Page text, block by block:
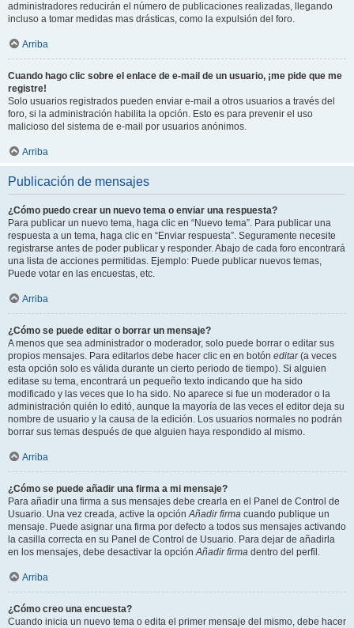
administradores reducirán el número de publicaciones realizadas, llegando
incluso a tomar medidas mas drásticas, como la expulsión del foro.
Arriba
Cuando hago clic sobre el enlace de e-mail de un usuario, ¡me pide que me
registre!
Solo usuarios registrados pueden enviar e-mail a otros usuarios a través del
foro, si la administración habilita la opción. Esto es para prevenir el uso
malicioso del sistema de e-mail por usuarios anónimos.
Arriba
Publicación de mensajes
¿Cómo puedo crear un nuevo tema o enviar una respuesta?
Para publicar un nuevo tema, haga clic en “Nuevo tema”. Para publicar una
respuesta a un tema, haga clic en “Enviar respuesta”. Seguramente necesite
registrarse antes de poder publicar y responder. Abajo de cada foro encontrará
una lista de acciones permitidas. Ejemplo: Puede publicar nuevos temas,
Puede votar en las encuestas, etc.
Arriba
¿Cómo se puede editar o borrar un mensaje?
A menos que sea administrador o moderador, solo puede borrar o editar sus
propios mensajes. Para editarlos debe hacer clic en en botón editar(a veces
esta opción solo es válida durante un cierto periodo de tiempo). Si alguien
editase su tema, encontrará un pequeño texto indicando que ha sido
modificado y las veces que lo ha sido. No aparece si fue un moderador o la
administración quién lo editó, aunque la mayoría de las veces el editor deja su
nombre de usuario y la causa de la edición. Los usuarios normales no podrán
borrar sus temas después de que alguien haya respondido al mismo.
Arriba
¿Cómo se puede añadir una firma a mi mensaje?
Para añadir una firma a sus mensajes debe crearla en el Panel de Control de
Usuario. Una vez creada, active la opciónAñadir firma cuando publique un
mensaje. Puede asignar una firma por defecto a todos sus mensajes activando
la casilla correcta en su Panel de Control de Usuario. Para dejar de añadirla
en los mensajes, debe desactivar la opciónAñadir firma dentro del perfil.
Arriba
¿Cómo creo una encuesta?
Cuando inicia un nuevo tema o edita el primer mensaje del mismo, debe hacer